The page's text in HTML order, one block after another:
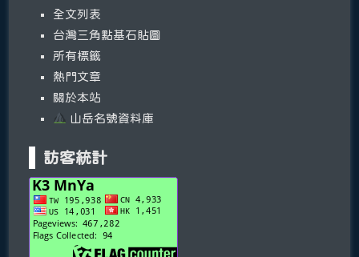
全文列表
台灣三角點基石貼圖
所有標籤
熱門文章
關於本站
山岳名號資料庫
訪客統計